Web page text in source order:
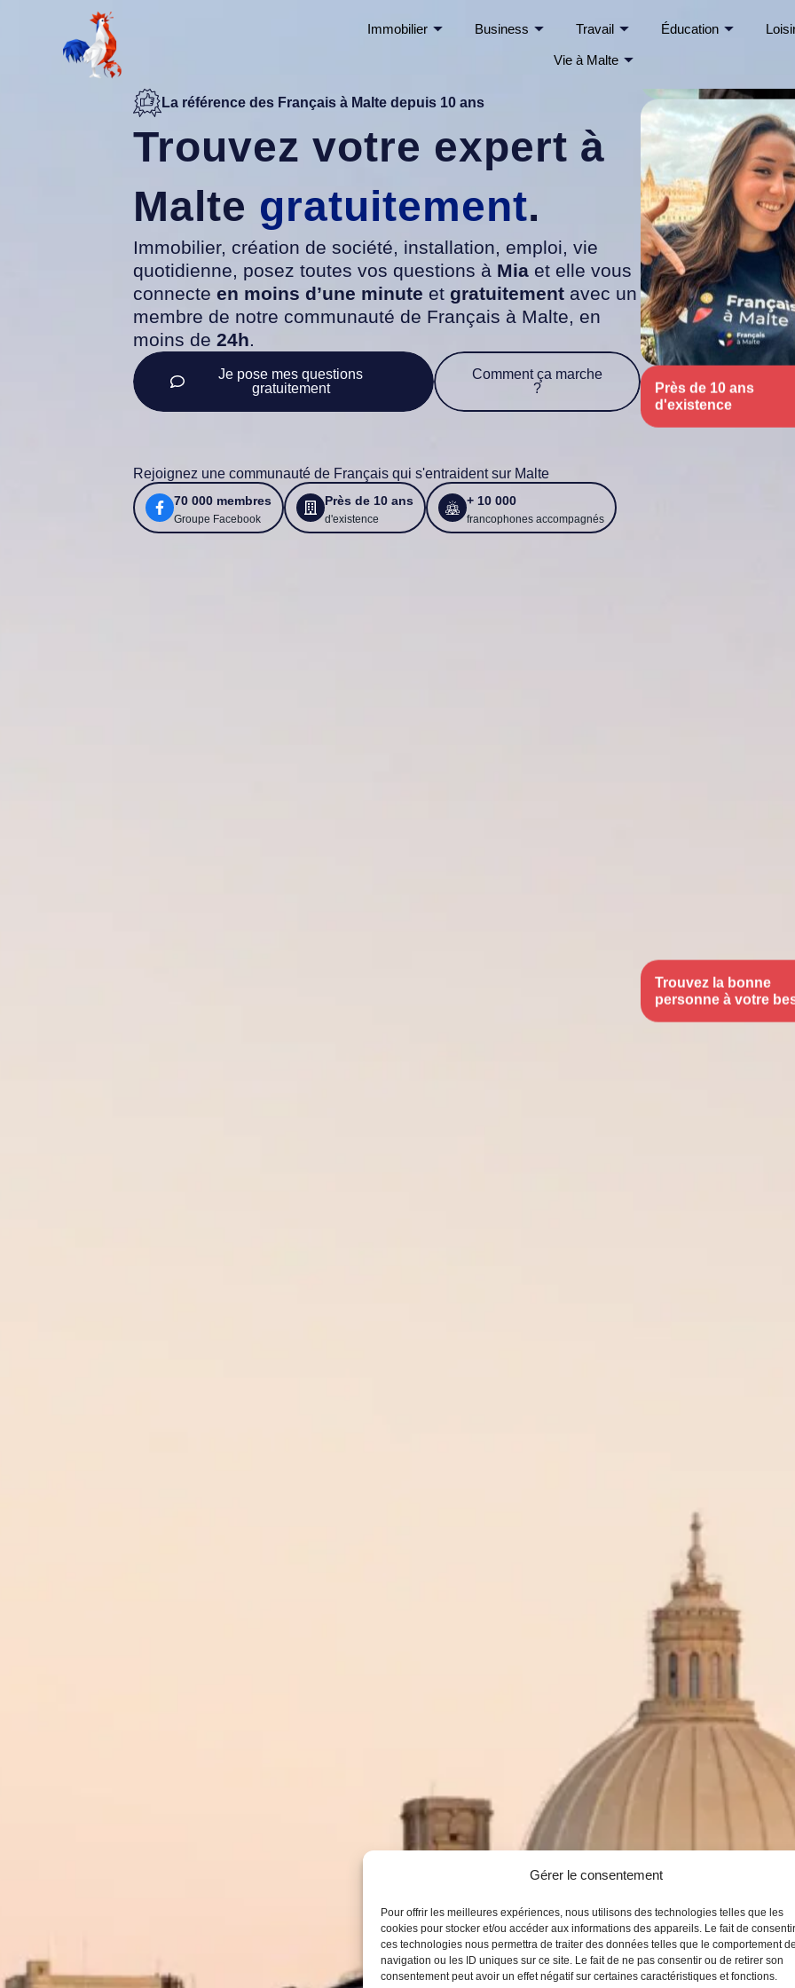
Gérer le consentement
Pour offrir les meilleures expériences, nous utilisons des technologies telles que les
cookies pour stocker et/ou accéder aux informations des appareils. Le fait de
ces technologies nous permettra de traiter des données telles que le comportement
navigation ou les ID uniques sur ce site. Le fait de ne pas consentir ou de retirer son
consentement peut avoir un effet négatif sur certaines caractéristiques et fonctions.
Immobilier Business Travail Éducation
Vie à Malte
La référence des Français à Malte depuis 10 ans
Trouvez votre expert à
Malte gratuitement.
Immobilier, création de société, installation, emploi, vie
quotidienne, posez toutes vos questions à Mia et elle vous
connecte en moins d’une minute et gratuitement avec un
membre de notre communauté de Français à Malte, en
moins de 24h.
Je pose mes questions
gratuitement
Comment ça marche
?
Rejoignez une communauté de Français qui s'entraident sur Malte
70 000 membres
Groupe Facebook
Près de 10 ans
d'existence
+ 10 000
francophones accompagnés
Près de 10 ans
d'existence